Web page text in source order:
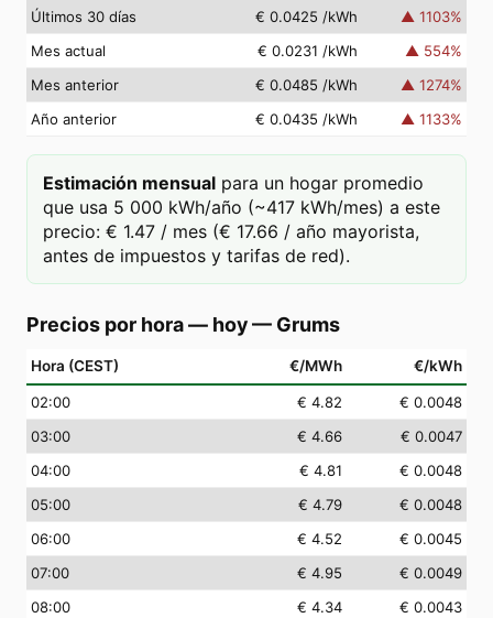
Últimos 30 días
€ 0.0425 /kWh ▲ 1103%
Mes actual
€ 0.0231 /kWh ▲ 554%
Mes anterior
€ 0.0485 /kWh ▲ 1274%
Año anterior
€ 0.0435 /kWh ▲ 1133%
Estimación mensual para un hogar promedio
que usa 5 000 kWh/año (~417 kWh/mes) a este
precio: € 1.47 / mes (€ 17.66 / año mayorista,
antes de impuestos y tarifas de red).
Precios por hora — hoy— Grums
Hora (CEST) €/MWh €/kWh
02:00 € 4.82
€ 0.0048
03:00 € 4.66
€ 0.0047
04:00 € 4.81
€ 0.0048
05:00 € 4.79
€ 0.0048
06:00 € 4.52
€ 0.0045
07:00 € 4.95
€ 0.0049
08:00 € 4.34
€ 0.0043